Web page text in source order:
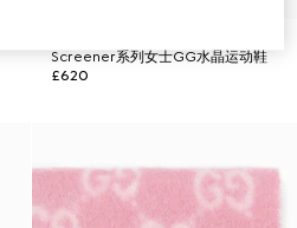
Screener系列女士GG水晶运动鞋
£620